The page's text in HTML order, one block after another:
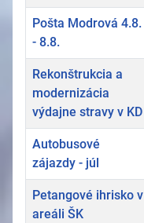
Pošta Modrová 4.8.
- 8.8.
Rekonštrukcia a
modernizácia
výdajne stravy v KD
Autobusové
zájazdy - júl
Petangové ihrisko v
areáli ŠK